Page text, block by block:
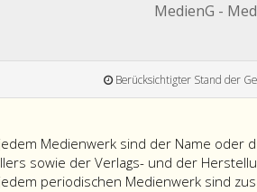
MedienG -
Berücksichtigter Stand der
Medienwerk sind der Name oder
sowie der Verlags- und der
periodischen Medienwerk sind